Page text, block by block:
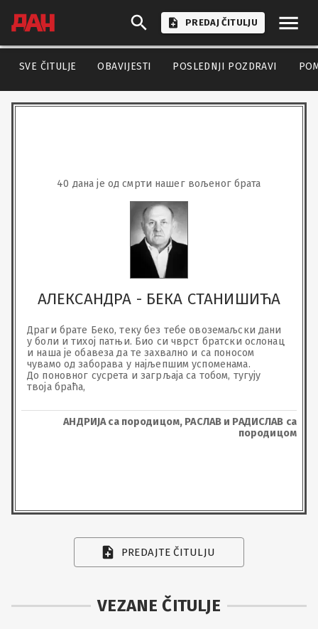
PREDAJ ČITULJU
SVE ČITULJE OBAVIJESTI POSLEDNJI POZDRAVI
40 дана је од смрти нашег вољеног брата
АЛЕКСАНДРА - БЕКА СТАНИШИЋА
Драги брате Беко, теку без тебе овоземаљски дани
у боли и тихој патњи. Био си чврст братски ослонац
и наша је обавеза да те захвално и са поносом
чувамо од заборава у најљепшим успоменама.
До поновног сусрета и загрљаја са тобом, тугују
твоја браћа,
АНДРИЈА са породицом, РАСЛАВ и РАДИСЛАВ са
породицом
PREDAJTE ČITULJU
VEZANE ČITULJE